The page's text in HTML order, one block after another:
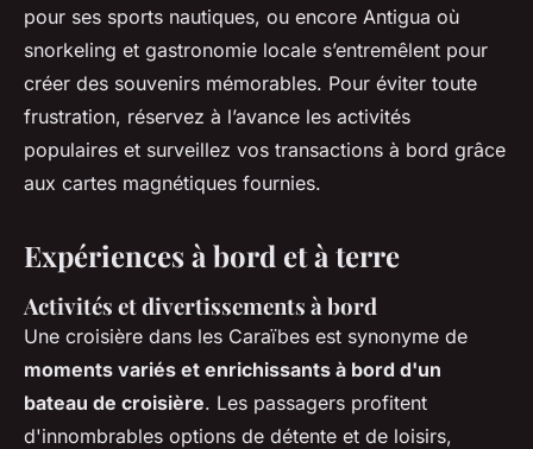
pour ses sports nautiques, ou encore Antigua où
snorkeling et gastronomie locale s’entremêlent pour
créer des souvenirs mémorables. Pour éviter toute
frustration, réservez à l’avance les activités
populaires et surveillez vos transactions à bord grâce
aux cartes magnétiques fournies.
Expériences à bord et à terre
Activités et divertissements à bord
Une croisière dans les Caraïbes est synonyme de
moments variés et enrichissants à bord d'un
bateau de croisière. Les passagers profitent
d'innombrables options de détente et de loisirs,